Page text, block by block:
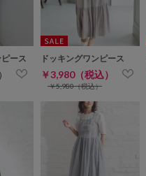
ース ドッキングワンピース
￥3,980（税込）
￥5,980（税込）